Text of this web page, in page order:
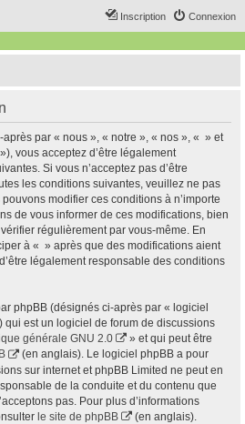
Connexion
Inscription
par « nous », « notre », « nos », « » et
vous acceptez d’être légalement
Si vous n’acceptez pas d’être
les conditions suivantes, veuillez ne pas
modifier ces conditions à n’importe
de vous informer de ces modifications, bien
régulièrement par vous-même. En
à « » après que des modifications aient
légalement responsable des conditions
phpBB (désignés ci-après par « logiciel
qui est un logiciel de forum de discussions
générale GNU 2.0
» et qui peut être
(en anglais). Le logiciel phpBB a pour
sur internet et phpBB Limited ne peut en
de la conduite et du contenu que
pas. Pour plus d’informations
le site de phpBB (en anglais).